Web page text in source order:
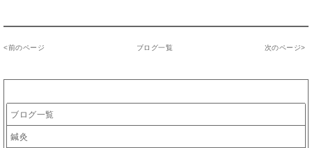
<前のページ ブログ一覧 次のページ>
ブログ一覧
鍼灸